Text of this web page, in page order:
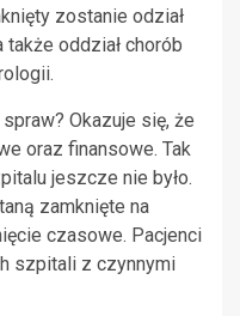
zostanie odział
oddział chorób
Okazuje się, że
oraz finansowe. Tak
jeszcze nie było.
zamknięte na
czasowe. Pacjenci
szpitali z czynnymi